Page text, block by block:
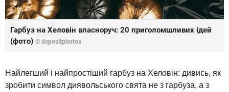
Гарбуз на Хеловін власноруч: 20 приголомшливих ідей
(фото) © depositphotos
Найлегший і найпростіший гарбуз на Хеловін: дивись, як
зробити символ диявольського свята не з гарбуза, а з